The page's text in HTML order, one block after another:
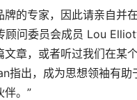
牌的专家，因此请亲自
顾问委员会成员 Lou
文章，或者听过我们在
指出，成为思想领袖有
伴。”